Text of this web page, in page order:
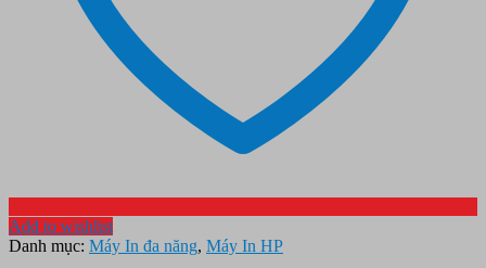
Add to wishlist
Danh mục: Máy In đa năng, Máy In HP